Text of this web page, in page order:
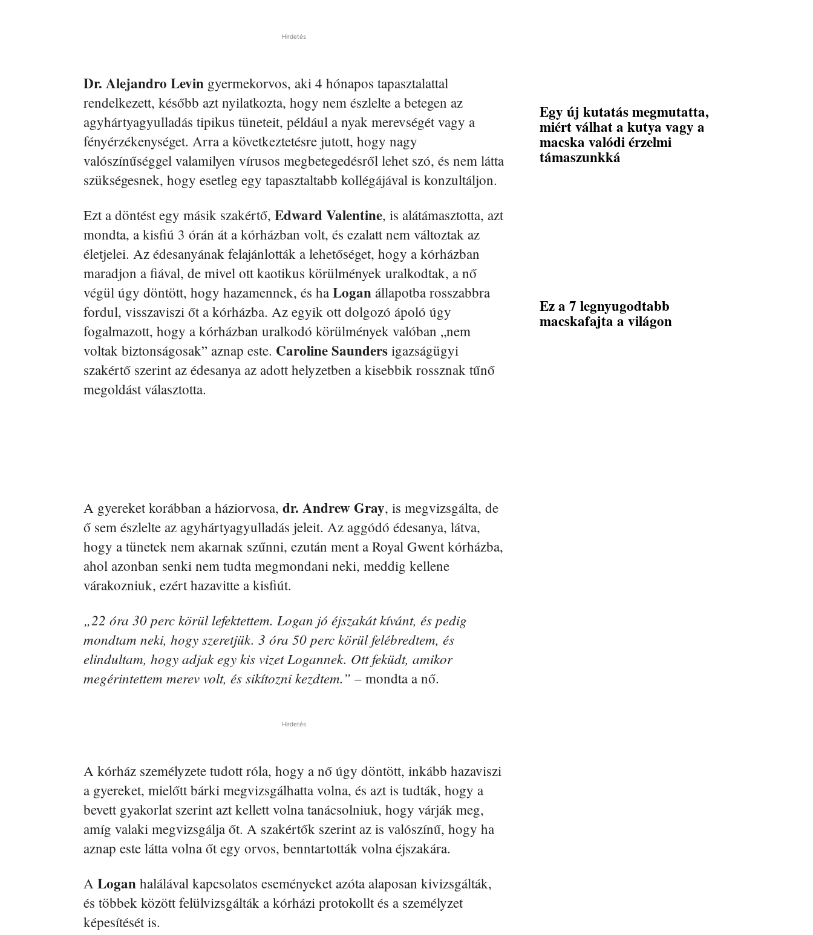
Hirdetés
Dr. Alejandro Levin gyermekorvos, aki 4 hónapos tapasztalattal
rendelkezett, később azt nyilatkozta, hogy nem észlelte a betegen az
agyhártyagyulladás tipikus tüneteit, például a nyak merevségét vagy a
fényérzékenységet. Arra a következtetésre jutott, hogy nagy
valószínűséggel valamilyen vírusos megbetegedésről lehet szó, és nem látta
szükségesnek, hogy esetleg egy tapasztaltabb kollégájával is konzultáljon.
Ezt a döntést egy másik szakértő, Edward Valentine, is alátámasztotta, azt
mondta, a kisfiú 3 órán át a kórházban volt, és ezalatt nem változtak az
életjelei. Az édesanyának felajánlották a lehetőséget, hogy a kórházban
maradjon a fiával, de mivel ott kaotikus körülmények uralkodtak, a nő
végül úgy döntött, hogy hazamennek, és ha Logan állapotba rosszabbra
fordul, visszaviszi őt a kórházba. Az egyik ott dolgozó ápoló úgy
fogalmazott, hogy a kórházban uralkodó körülmények valóban „nem
voltak biztonságosak” aznap este. Caroline Saunders igazságügyi
szakértő szerint az édesanya az adott helyzetben a kisebbik rossznak tűnő
megoldást választotta.
A gyereket korábban a háziorvosa, dr. Andrew Gray, is megvizsgálta, de
ő sem észlelte az agyhártyagyulladás jeleit. Az aggódó édesanya, látva,
hogy a tünetek nem akarnak szűnni, ezután ment a Royal Gwent kórházba,
ahol azonban senki nem tudta megmondani neki, meddig kellene
várakozniuk, ezért hazavitte a kisfiút.
„22 óra 30 perc körül lefektettem. Logan jó éjszakát kívánt, és pedig
mondtam neki, hogy szeretjük. 3 óra 50 perc körül felébredtem, és
elindultam, hogy adjak egy kis vizet Logannek. Ott feküdt, amikor
megérintettem merev volt, és sikítozni kezdtem.” – mondta a nő.
Hirdetés
A kórház személyzete tudott róla, hogy a nő úgy döntött, inkább hazaviszi
a gyereket, mielőtt bárki megvizsgálhatta volna, és azt is tudták, hogy a
bevett gyakorlat szerint azt kellett volna tanácsolniuk, hogy várják meg,
amíg valaki megvizsgálja őt. A szakértők szerint az is valószínű, hogy ha
aznap este látta volna őt egy orvos, benntartották volna éjszakára.
A Logan halálával kapcsolatos eseményeket azóta alaposan kivizsgálták,
és többek között felülvizsgálták a kórházi protokollt és a személyzet
képesítését is.
Egy új kutatás megmutatta,
miért válhat a kutya vagy a
macska valódi érzelmi
támaszunkká
Ez a 7 legnyugodtabb
macskafajta a világon